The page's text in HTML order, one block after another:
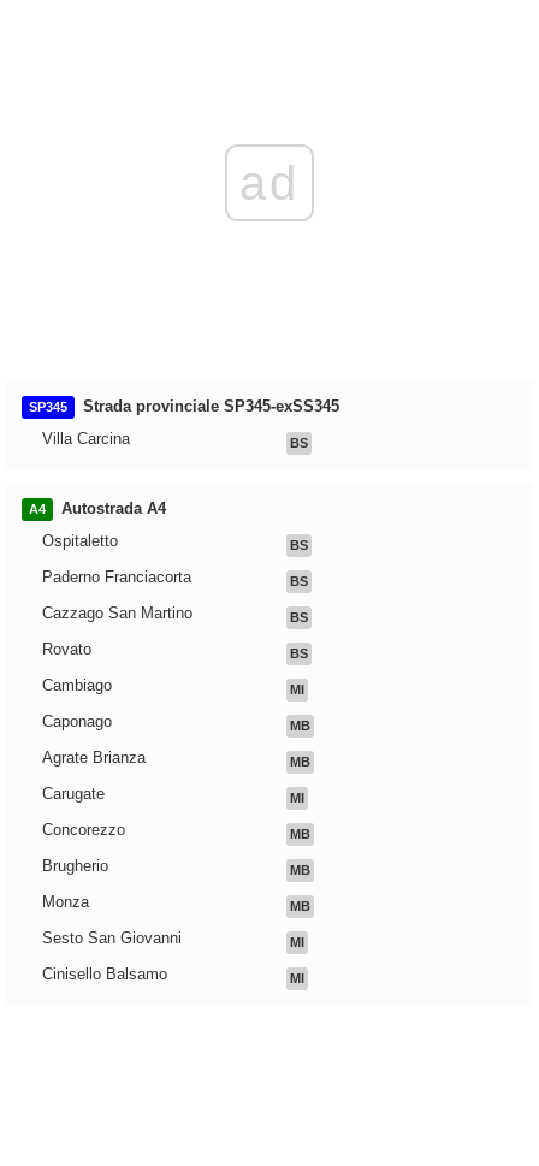
ad
SP345
Strada provinciale SP345-exSS345
Villa Carcina
BS
A4
Autostrada A4
Ospitaletto
BS
Paderno Franciacorta BS
Cazzago San Martino BS
Rovato BS
Cambiago MI
Caponago MB
Agrate Brianza MB
Carugate MI
Concorezzo MB
Brugherio MB
Monza MB
Sesto San Giovanni MI
Cinisello Balsamo MI